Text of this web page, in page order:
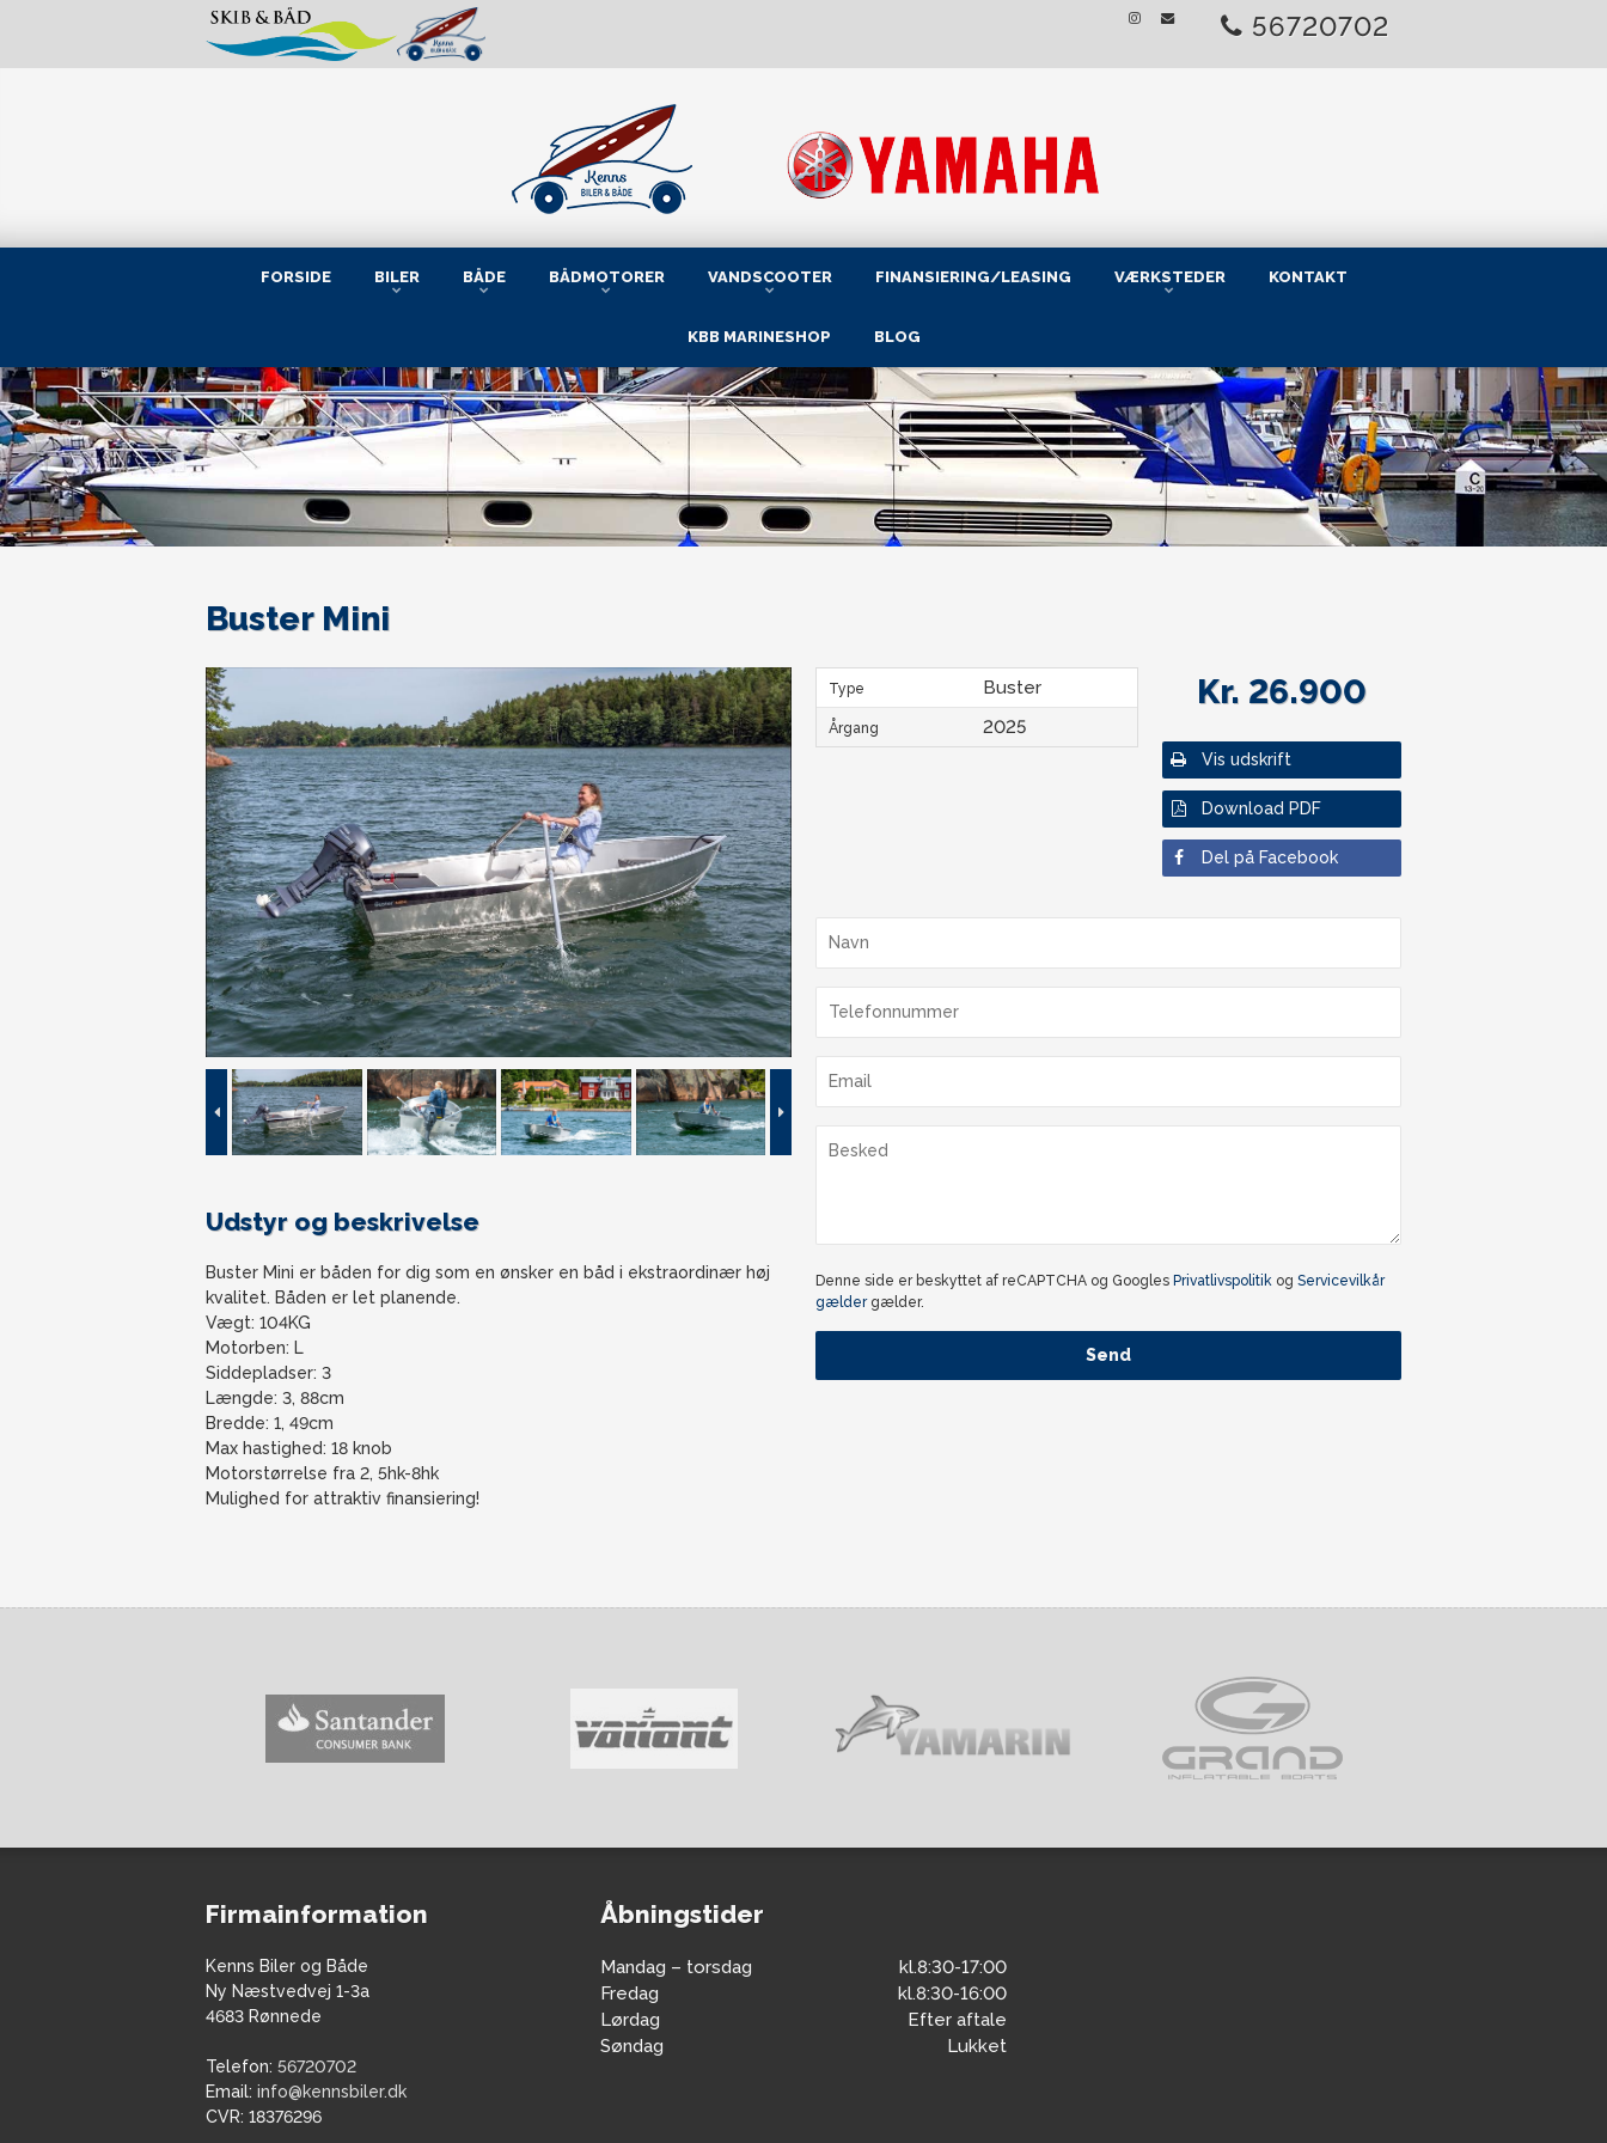
56720702
FORSIDE BILER BÅDE BÅDMOTORER VANDSCOOTER FINANSIERING/LEASING VÆRKSTEDER KONTAKT
KBB MARINESHOP BLOG
Buster Mini
Udstyr og beskrivelse
Buster Mini er båden for dig som en ønsker en båd i ekstraordinær høj
kvalitet. Båden er let planende.
Vægt: 104KG
Motorben: L
Siddepladser: 3
Længde: 3, 88cm
Bredde: 1, 49cm
Max hastighed: 18 knob
Motorstørrelse fra 2, 5hk-8hk
Mulighed for attraktiv finansiering!
Kr. 26.900
Vis udskrift
Download PDF
Del på Facebook
Type Buster
Årgang 2025
Denne side er beskyttet af reCAPTCHA og Googles Privatlivspolitik og Servicevilkår
gældergælder.
Send
Firmainformation
Kenns Biler og Både
Ny Næstvedvej 1-3a
4683 Rønnede
Telefon: 56720702
Email: info@kennsbiler.dk
CVR: 18376296
Åbningstider
Mandag – torsdag
Fredag
Lørdag
Søndag
kl.8:30-17:00
kl.8:30-16:00
Efter aftale
Lukket